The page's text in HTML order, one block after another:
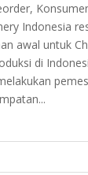
Indonesia
awal untuk
di